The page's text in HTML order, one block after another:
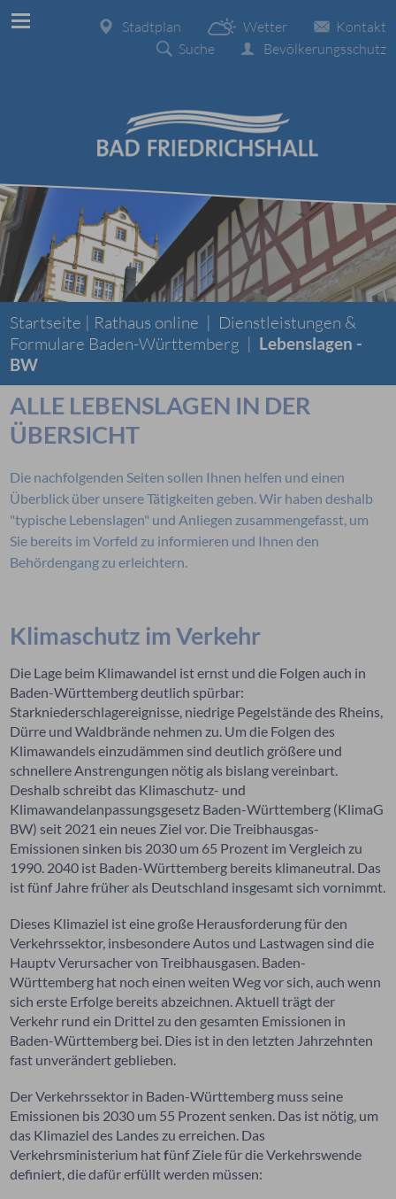
Kontakt
Wetter
Stadtplan
Bevölkerungsschutz
Suche
Startseite | Rathaus online | Dienstleistungen &
Formulare Baden-Württemberg | Lebenslagen -
BW
ALLE LEBENSLAGEN IN DER
ÜBERSICHT
Die nachfolgenden Seiten sollen Ihnen helfen und einen
Überblick über unsere Tätigkeiten geben. Wir haben deshalb
"typische Lebenslagen" und Anliegen zusammengefasst, um
Sie bereits im Vorfeld zu informieren und Ihnen den
Behördengang zu erleichtern.
Klimaschutz im Verkehr
Die Lage beim Klimawandel ist ernst und die Folgen auch in
Baden-Württemberg deutlich spürbar:
Starkniederschlagereignisse, niedrige Pegelstände des Rheins,
Dürre und Waldbrände nehmen zu. Um die Folgen des
Klimawandels einzudämmen sind deutlich größere und
schnellere Anstrengungen nötig als bislang vereinbart.
Deshalb schreibt das Klimaschutz- und
Klimawandelanpassungsgesetz Baden-Württemberg (KlimaG
BW)seit 2021 ein neues Ziel vor. Die Treibhausgas-
Emissionen sinken bis 2030 um 65 Prozent im Vergleich zu
1990. 2040 ist Baden-Württemberg bereits klimaneutral. Das
ist fünf Jahre früher als Deutschland insgesamt sich vornimmt.
Dieses Klimaziel ist eine große Herausforderung für den
Verkehrssektor, insbesondere Autos und Lastwagen sind die
Hauptv Verursacher von Treibhausgasen. Baden-
Württemberg hat noch einen weiten Weg vor sich, auch wenn
sich erste Erfolge bereits abzeichnen. Aktuell trägt der
Verkehr rund ein Drittel zu den gesamten Emissionen in
Baden-Württemberg bei. Dies ist in den letzten Jahrzehnten
fast unverändert geblieben.
Der Verkehrssektor in Baden-Württemberg muss seine
Emissionen bis 2030 um 55 Prozent senken. Das ist nötig, um
das Klimaziel des Landes zu erreichen. Das
Verkehrsministerium hatfünf Ziele für die Verkehrswende
definiert, die dafür erfüllt werden müssen: